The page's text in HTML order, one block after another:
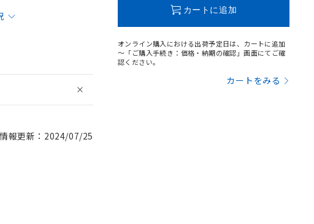
情報更新：2024/07/25
カートに追加
オンライン購入における出荷予定日は、カートに追加
～「ご購入手続き：価格・納期の確認」画面にてご確
認ください。
カートをみる